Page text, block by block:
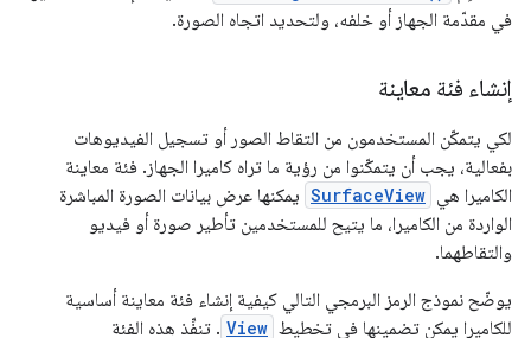
في مقدّمة الجهاز أو خلفه، ولتحديد اتجاه الصورة.
إنشاء فئة معاينة
لكي يتمكّن المستخدمون من التقاط الصور أو تسجيل الفيديوهات
بفعالية، يجب أن يتمكّنوا من رؤية ما تراه كاميرا الجهاز. فئة معاينة
الكاميرا هي SurfaceView يمكنها عرض بيانات الصورة المباشرة
الواردة من الكاميرا، ما يتيح للمستخدمين تأطير صورة أو فيديو
والتقاطهما.
يوضّح نموذج الرمز البرمجي التالي كيفية إنشاء فئة معاينة أساسية
للكاميرا يمكن تضمينها في تخطيط View . تنفِّذ هذه الفئة